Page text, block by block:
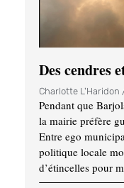
Des cendres
Charlotte L'Haridon
Pendant que
la mairie préfère
Entre ego
politique locale
d’étincelles pour